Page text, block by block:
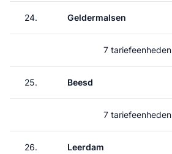
24. Geldermalsen
7 tariefeenheden
25. Beesd
7 tariefeenheden
26. Leerdam